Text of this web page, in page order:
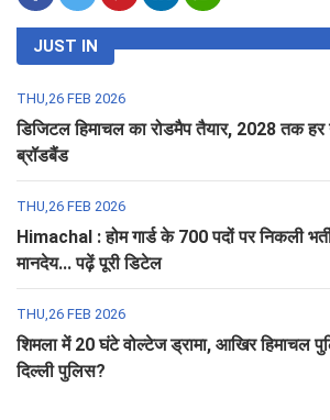
JUST IN
THU,26 FEB 2026
डिजिटल हिमाचल का रोडमैप तैयार, 2028 तक हर
ब्रॉडबैंड
THU,26 FEB 2026
Himachal : होम गार्ड के 700 पदों पर निकली
मानदेय... पढ़ें पूरी डिटेल
THU,26 FEB 2026
शिमला में 20 घंटे वोल्टेज ड्रामा, आखिर हिमाचल
दिल्ली पुलिस?